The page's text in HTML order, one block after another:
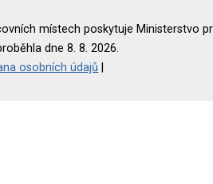
místech poskytuje Ministerstvo
dne 8. 8. 2026.
osobních údajů